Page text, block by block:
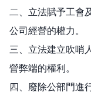
二、立法賦予工會
公司經營的權力。
三、立法建立吹哨
營弊端的權利。
四、廢除公部門進